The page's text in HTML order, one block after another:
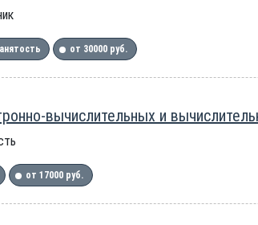
от 30000 руб.
вычислительных и
от 17000 руб.